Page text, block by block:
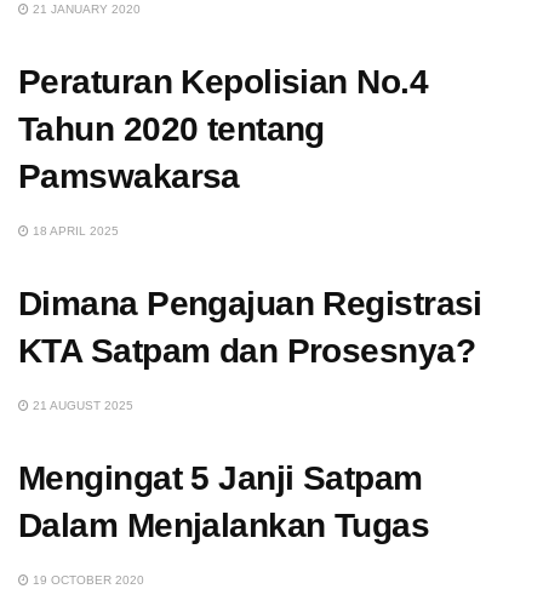
21 JANUARY 2020
Peraturan Kepolisian No.4
Tahun 2020 tentang
Pamswakarsa
18 APRIL 2025
Dimana Pengajuan Registrasi
KTA Satpam dan Prosesnya?
21 AUGUST 2025
Mengingat 5 Janji Satpam
Dalam Menjalankan Tugas
19 OCTOBER 2020